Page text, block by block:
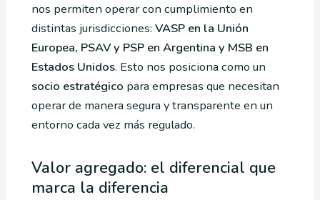
nos permiten operar con cumplimiento en
distintas jurisdicciones: VASP en la Unión
Europea, PSAV y PSP en Argentina y MSB en
Estados Unidos. Esto nos posiciona como un
socio estratégico para empresas que necesitan
operar de manera segura y transparente en un
entorno cada vez más regulado.
Valor agregado: el diferencial que
marca la diferencia